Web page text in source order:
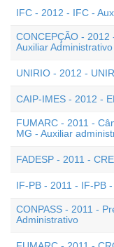
IFC - 2012 - IFC -
CONCEPÇÃO - 2012
Auxiliar Administrativo
UNIRIO - 2012 -
CAIP-IMES - 2012 -
FUMARC - 2011 -
MG - Auxiliar
FADESP - 2011 -
IF-PB - 2011 - IF-PB
CONPASS - 2011 -
Administrativo